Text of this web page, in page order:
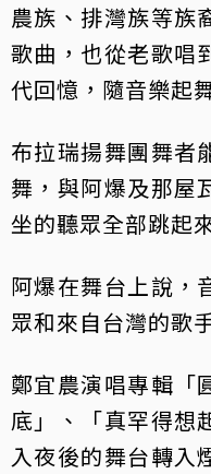
農族、排灣族等族
歌曲，也從老歌唱
代回憶，隨音樂起
布拉瑞揚舞團舞者
舞，與阿爆及那屋
坐的聽眾全部跳起
阿爆在舞台上說，
眾和來自台灣的歌
鄭宜農演唱專輯「
底」、「真罕得想
入夜後的舞台轉入